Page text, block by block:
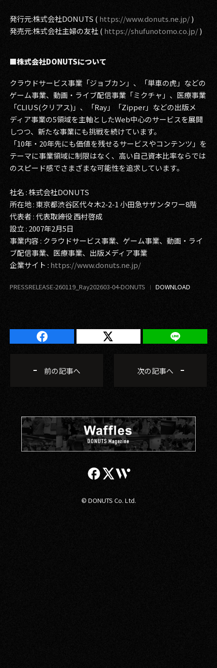
発行元:株式会社DONUTS ( https://www.donuts.ne.jp/)
発売元:株式会社主婦の友社 ( https://shufunotomo.co.jp/)
■株式会社DONUTSについて
クラウドサービス事業「ジョブカン」、「単車の虎」などの
ゲーム事業、動画・ライブ配信事業「ミクチャ」、医療事業
「CLIUS(クリアス)」、「Ray」「Zipper」などの出版メ
ディア事業の5領域を主軸としたWeb中心のサービスを展開
しつつ、新たな事業にも挑戦を続けています。
「10年・20年先にも価値を残せるサービスやコンテンツ」を
テーマに事業領域に制限はなく、高い自己資本比率ならでは
のスピード感でさまざまな可能性を追求しています。
社名 : 株式会社DONUTS
所在地 : 東京都渋谷区代々木2-2-1 小田急サザンタワー8階
代表者 : 代表取締役 西村啓成
設立 : 2007年2月5日
事業内容 : クラウドサービス事業、ゲーム事業、動画・ライ
ブ配信事業、医療事業、出版メディア事業
企業サイト : https://www.donuts.ne.jp/
PRESSRELEASE-260119_Ray202603-04-DONUTS
前の記事へ 次の記事へ
© DONUTS Co. Ltd.